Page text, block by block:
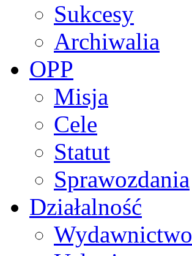
Sukcesy
Archiwalia
OPP
Misja
Cele
Statut
Sprawozdania
Działalność
Wydawnictwo